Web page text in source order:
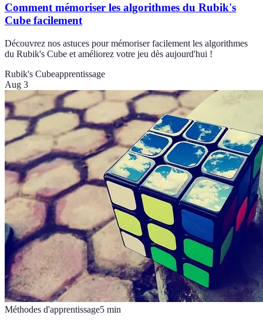
Comment mémoriser les algorithmes du Rubik's
Cube facilement
Découvrez nos astuces pour mémoriser facilement les algorithmes
du Rubik's Cube et améliorez votre jeu dès aujourd'hui !
Rubik's Cubeapprentissage
Aug 3
Méthodes d'apprentissage5 min